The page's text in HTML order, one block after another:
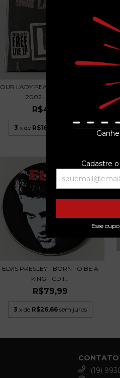
Cadastre
Esse
OUR LADY PEACE – LIVE CD USA
2002 LACRAD...
R$49,99
3 x de R$16,66 sem juros
ELVIS PRESLEY - BORN TO BE A
KING - CD I...
R$79,99
3 x de R$26,66 sem juros
CONTATO
(19)